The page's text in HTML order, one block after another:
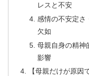
レスと不安
感情の不安定さ
欠如
母親自身の精神
影響
【母親だけが原